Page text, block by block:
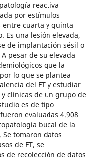
reactiva
por estímulos
entre cuarta y quinta
Es una lesión elevada,
de implantación sésil o
pesar de su elevada
que la
lo que se plantea
del FT y estudiar
clínicas de un grupo de
es de tipo
evaluadas 4.908
bucal de la
Se tomaron datos
de FT, se
de recolección de datos